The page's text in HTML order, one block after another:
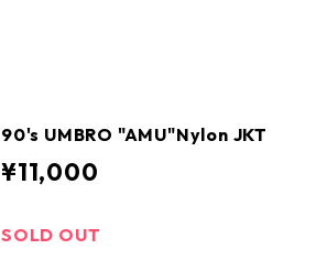
90's UMBRO "AMU"Nylon JKT
¥11,000
SOLD OUT